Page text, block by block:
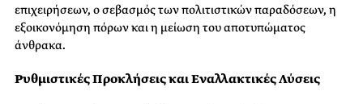
επιχειρήσεων, ο σεβασμός των πολιτιστικών παραδόσεων, η
εξοικονόμηση πόρων και η μείωση του αποτυπώματος
άνθρακα.
Ρυθμιστικές Προκλήσεις και Εναλλακτικές Λύσεις